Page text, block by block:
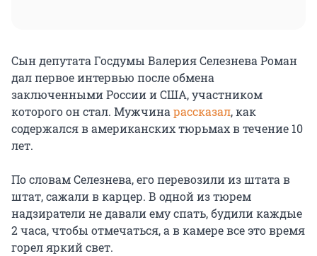
Сын депутата Госдумы Валерия Селезнева Роман
дал первое интервью после обмена
заключенными России и США, участником
которого он стал. Мужчина рассказал, как
содержался в американских тюрьмах в течение 10
лет.
По словам Селезнева, его перевозили из штата в
штат, сажали в карцер. В одной из тюрем
надзиратели не давали ему спать, будили каждые
2 часа, чтобы отмечаться, а в камере все это время
горел яркий свет.